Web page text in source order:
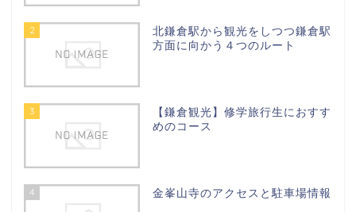
2
北鎌倉駅から観光をしつつ鎌倉駅
方面に向かう４つのルート
3
【鎌倉観光】修学旅行生におすす
めのコース
4 金峯山寺のアクセスと駐車場情報